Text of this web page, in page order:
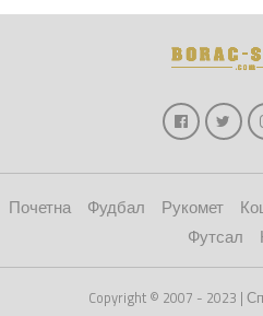
Почетна Фудбал Рукомет
Футсал
Copyright © 2007 - 2023 |